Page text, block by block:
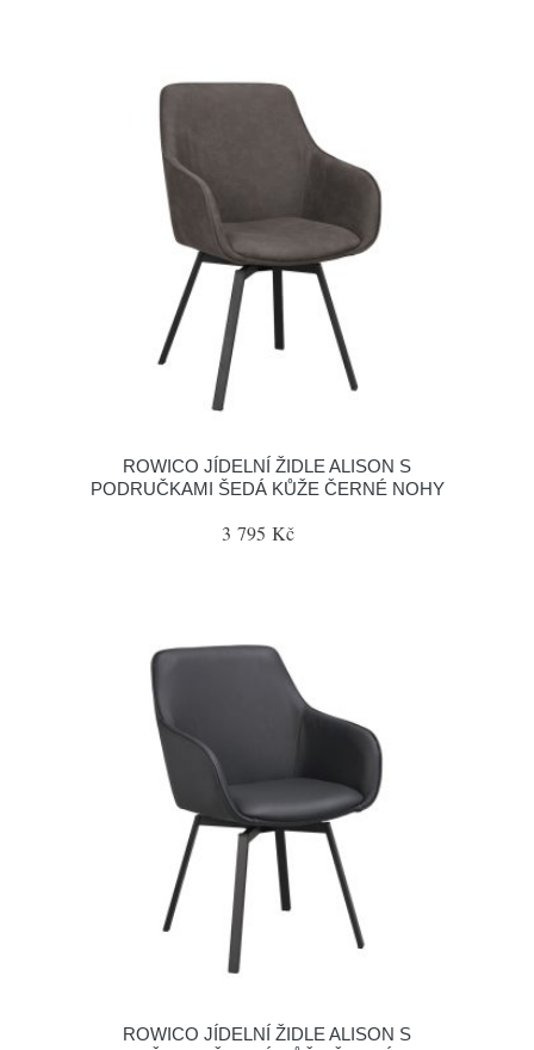
ROWICO JÍDELNÍ ŽIDLE ALISON S
PODRUČKAMI ŠEDÁ KŮŽE ČERNÉ NOHY
3 795 Kč
ROWICO JÍDELNÍ ŽIDLE ALISON S